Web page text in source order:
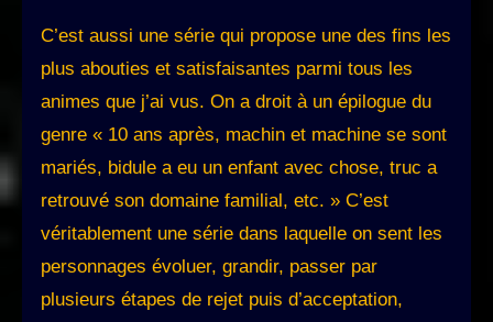
C’est aussi une série qui propose une des fins les
plus abouties et satisfaisantes parmi tous les
animes que j’ai vus. On a droit à un épilogue du
genre « 10 ans après, machin et machine se sont
mariés, bidule a eu un enfant avec chose, truc a
retrouvé son domaine familial, etc. » C’est
véritablement une série dans laquelle on sent les
personnages évoluer, grandir, passer par
plusieurs étapes de rejet puis d’acceptation,